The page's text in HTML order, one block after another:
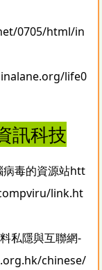
0705/html/in
life0
訊科技
毒的資源站htt
link.ht
私隱與互聯網-
chinese/